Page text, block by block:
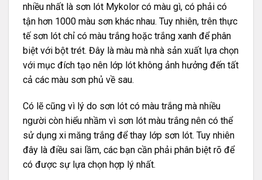
nhiều nhất là sơn lót Mykolor có màu gì, có phải có
tận hơn 1000 màu sơn khác nhau. Tuy nhiên, trên thực
tế sơn lót chỉ có màu trắng hoặc trắng xanh để phân
biệt với bột trét. Đây là màu mà nhà sản xuất lựa chọn
với mục đích tạo nên lớp lót không ảnh hưởng đến tất
cả các màu sơn phủ về sau.
Có lẽ cũng vì lý do sơn lót có màu trắng mà nhiều
người còn hiểu nhầm vì sơn lót màu trắng nên có thể
sử dụng xi măng trắng để thay lớp sơn lót. Tuy nhiên
đây là điều sai lầm, các bạn cần phải phân biệt rõ để
có được sự lựa chọn hợp lý nhất.